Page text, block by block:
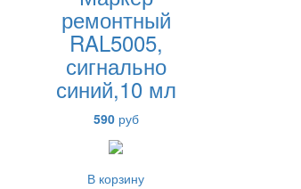
ремонтный
RAL5005,
сигнально
синий,10 мл
590руб
В корзину